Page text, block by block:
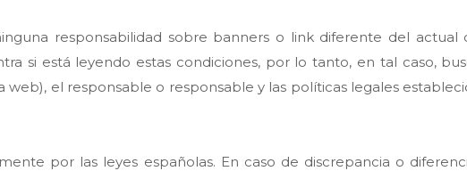
responsabilidad sobre banners o link diferente del actual
si está leyendo estas condiciones, por lo tanto, en tal caso,
el responsable o responsable y las políticas legales
por las leyes españolas. En caso de discrepancia o